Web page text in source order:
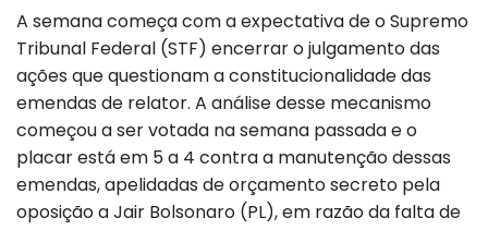
A semana começa com a expectativa de o Supremo
Tribunal Federal (STF) encerrar o julgamento das
ações que questionam a constitucionalidade das
emendas de relator. A análise desse mecanismo
começou a ser votada na semana passada e o
placar está em 5 a 4 contra a manutenção dessas
emendas, apelidadas de orçamento secreto pela
oposição a Jair Bolsonaro (PL), em razão da falta de